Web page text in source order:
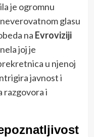
je ogromnu
glasu
na Evroviziji
joj je
u njenoj
javnost i
razgovora i